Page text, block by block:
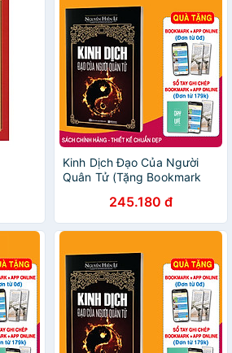
Kinh Dịch Đạo Của Người
Quân Tử (Tặng Bookmark
245.180 đ